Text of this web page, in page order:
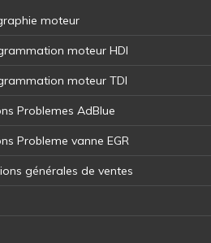
moteur
moteur HDI
moteur TDI
Problemes AdBlue
Probleme vanne EGR
générales de ventes